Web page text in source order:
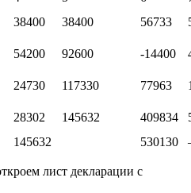
38400 38400 56733
54200 92600 -14400
24730 117330 77963
28302 145632 409834
145632 530130
лист декларации с